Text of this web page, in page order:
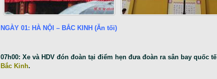
NGÀY 01: HÀ NỘI – BẮC KINH (Ăn tối)
07h00: Xe và HDV đón đoàn tại điểm hẹn đưa đoàn ra sân bay quốc tế
Bắc Kinh.